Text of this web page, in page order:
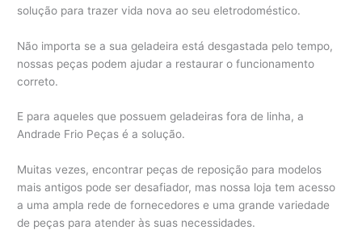
solução para trazer vida nova ao seu eletrodoméstico.
Não importa se a sua geladeira está desgastada pelo tempo,
nossas peças podem ajudar a restaurar o funcionamento
correto.
E para aqueles que possuem geladeiras fora de linha, a
Andrade Frio Peças é a solução.
Muitas vezes, encontrar peças de reposição para modelos
mais antigos pode ser desafiador, mas nossa loja tem acesso
a uma ampla rede de fornecedores e uma grande variedade
de peças para atender às suas necessidades.